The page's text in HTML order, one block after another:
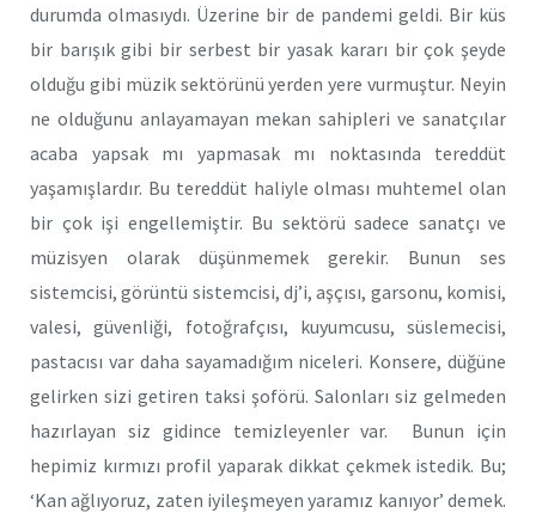
durumda olmasıydı. Üzerine bir de pandemi geldi. Bir küs
bir barışık gibi bir serbest bir yasak kararı bir çok şeyde
olduğu gibi müzik sektörünü yerden yere vurmuştur. Neyin
ne olduğunu anlayamayan mekan sahipleri ve sanatçılar
acaba yapsak mı yapmasak mı noktasında tereddüt
yaşamışlardır. Bu tereddüt haliyle olması muhtemel olan
bir çok işi engellemiştir. Bu sektörü sadece sanatçı ve
müzisyen olarak düşünmemek gerekir. Bunun ses
sistemcisi, görüntü sistemcisi, dj’i, aşçısı, garsonu, komisi,
valesi, güvenliği, fotoğrafçısı, kuyumcusu, süslemecisi,
pastacısı var daha sayamadığım niceleri. Konsere, düğüne
gelirken sizi getiren taksi şoförü. Salonları siz gelmeden
hazırlayan siz gidince temizleyenler var. Bunun için
hepimiz kırmızı profil yaparak dikkat çekmek istedik. Bu;
‘Kan ağlıyoruz, zaten iyileşmeyen yaramız kanıyor’ demek.